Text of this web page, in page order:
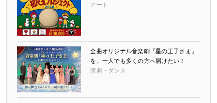
アート
全曲オリジナル音楽劇『星の王子さま』
を、一人でも多くの方へ届けたい！
演劇・ダンス